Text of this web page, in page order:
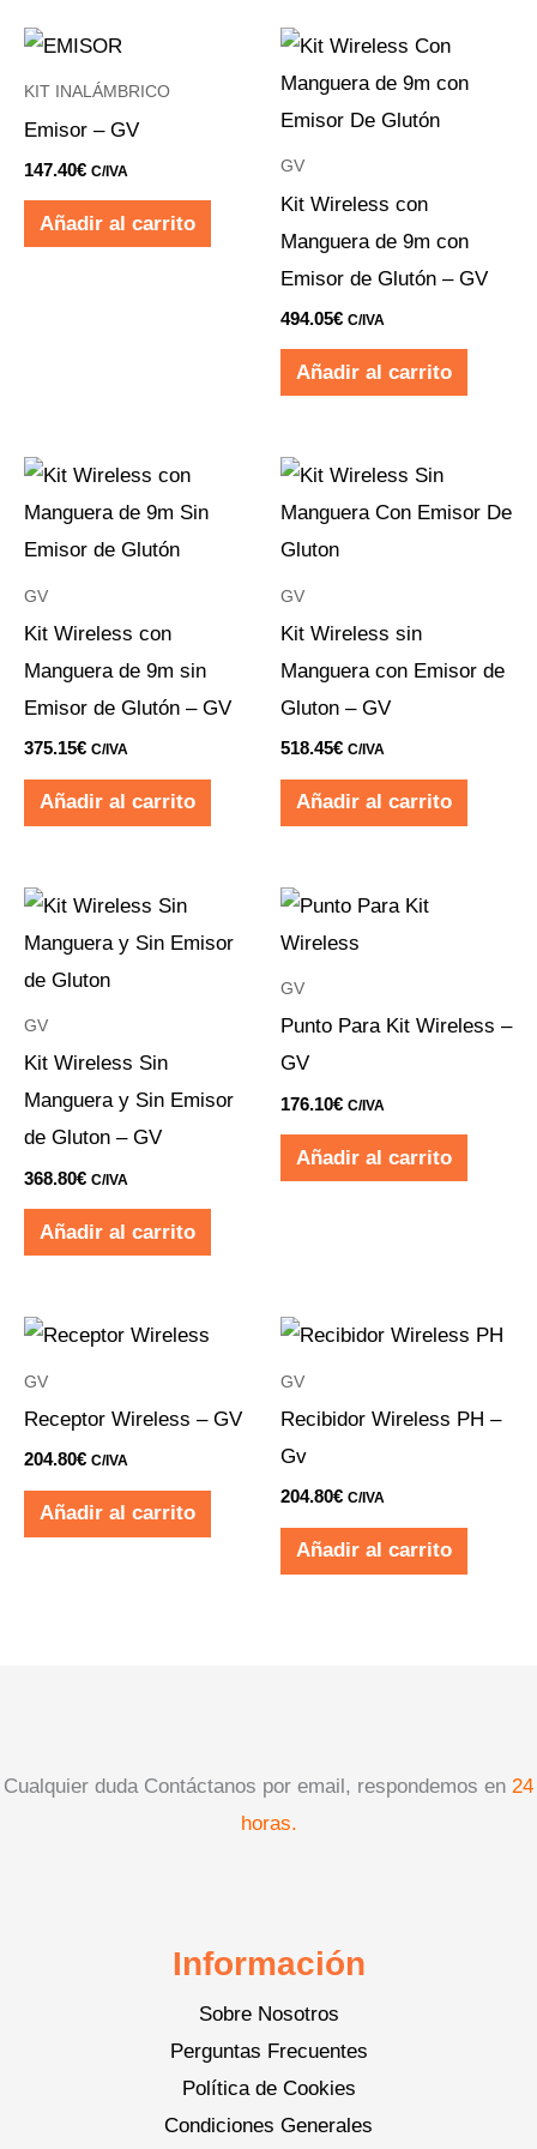
KIT INALÁMBRICO
Emisor – GV
147.40€ C/IVA
Añadir al carrito
GV
Kit Wireless con
Manguera de 9m con
Emisor de Glutón – GV
494.05€ C/IVA
Añadir al carrito
GV
Kit Wireless con
Manguera de 9m sin
Emisor de Glutón – GV
375.15€ C/IVA
Añadir al carrito
GV
Kit Wireless sin
Manguera con Emisor de
Gluton – GV
518.45€ C/IVA
Añadir al carrito
GV
Kit Wireless Sin
Manguera y Sin Emisor
de Gluton – GV
368.80€ C/IVA
Añadir al carrito
GV
Punto Para Kit Wireless –
GV
176.10€ C/IVA
Añadir al carrito
GV
Receptor Wireless – GV
204.80€ C/IVA
Añadir al carrito
GV
Recibidor Wireless PH –
Gv
204.80€ C/IVA
Añadir al carrito
Cualquier duda Contáctanos por email, respondemos en 24
horas.
Información
Sobre Nosotros
Perguntas Frecuentes
Política de Cookies
Condiciones Generales